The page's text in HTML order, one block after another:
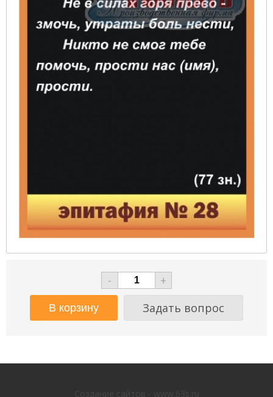
-
+
Задать вопрос
Создание сайтов - www.63s.ru